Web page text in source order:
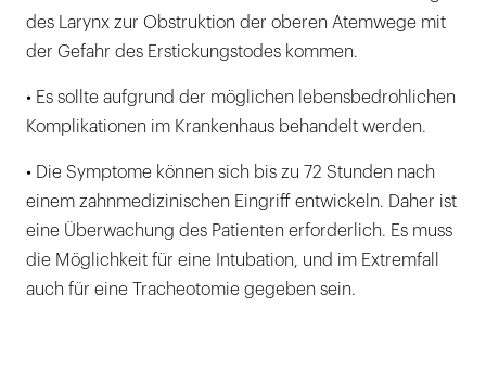
des Larynx zur Obstruktion der oberen Atemwege mit
der Gefahr des Erstickungstodes kommen.
• Es sollte aufgrund der möglichen lebensbedrohlichen
Komplikationen im Krankenhaus behandelt werden.
• Die Symptome können sich bis zu 72 Stunden nach
einem zahnmedizinischen Eingriff entwickeln. Daher ist
eine Überwachung des Patienten erforderlich. Es muss
die Möglichkeit für eine Intubation, und im Extremfall
auch für eine Tracheotomie gegeben sein.